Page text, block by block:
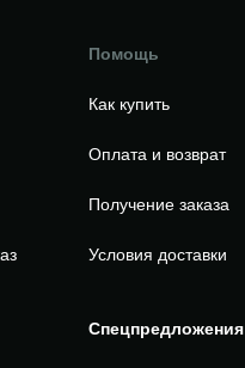
Помощь
Как купить
Оплата и возврат
Получение заказа
Условия доставки
Спецпредложения